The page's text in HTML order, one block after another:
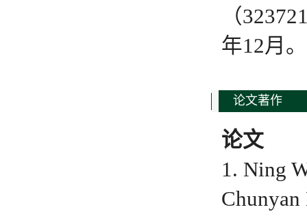
（
年12月。
论文著作
论文
1. Ning